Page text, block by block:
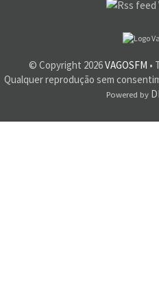
© Copyright 2026VAGOSFM •
Qualquer reprodução sem
Powered by